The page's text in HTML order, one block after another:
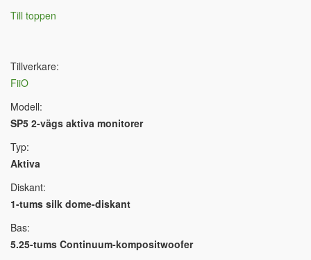
Till toppen
Tillverkare:
FiiO
Modell:
SP5 2-vägs aktiva monitorer
Typ:
Aktiva
Diskant:
1-tums silk dome-diskant
Bas:
5.25-tums Continuum-kompositwoofer